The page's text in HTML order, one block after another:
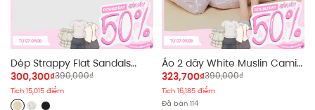
Dép Strappy Flat Sandals
nhiều màu
300,300₫390,000₫
Tích 15,015 điểm
Áo 2 dây White Muslin Cami
Ruffled Top
323,700₫390,000₫
Tích 16,185 điểm
Đã bán 114